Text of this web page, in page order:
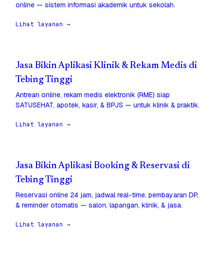
online — sistem informasi akademik untuk sekolah.
Lihat layanan →
Jasa Bikin Aplikasi Klinik & Rekam Medis di
Tebing Tinggi
Antrean online, rekam medis elektronik (RME) siap
SATUSEHAT, apotek, kasir, & BPJS — untuk klinik & praktik.
Lihat layanan →
Jasa Bikin Aplikasi Booking & Reservasi di
Tebing Tinggi
Reservasi online 24 jam, jadwal real-time, pembayaran DP,
& reminder otomatis — salon, lapangan, klinik, & jasa.
Lihat layanan →